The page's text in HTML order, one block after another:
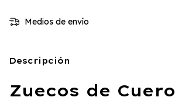
Medios de envío
Descripción
Zuecos de Cuero